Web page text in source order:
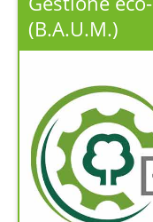
(B.A.U.M.)